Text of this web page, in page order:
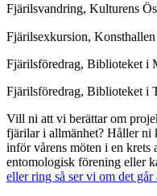
Fjärilsvandring, Kulturens
Fjärilsexkursion,
Fjärilsföredrag, Biblioteket i
Fjärilsföredrag, Biblioteket i
Vill ni att vi berättar om
fjärilar i allmänhet? Håller ni
inför vårens möten i en krets
entomologisk förening eller
eller ring så ser vi om det går